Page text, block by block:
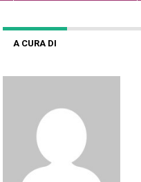
A CURA DI